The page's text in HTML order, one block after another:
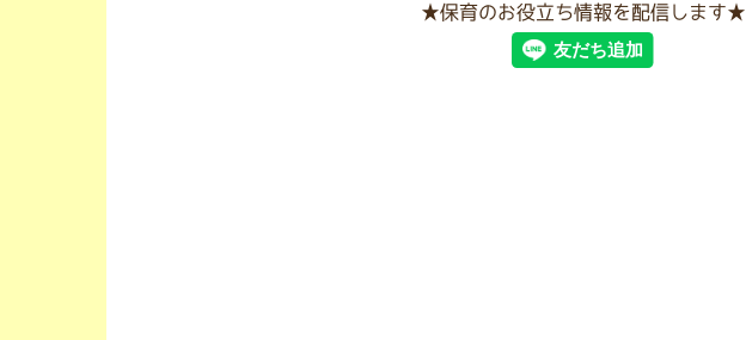
★保育のお役立ち情報を配信します★